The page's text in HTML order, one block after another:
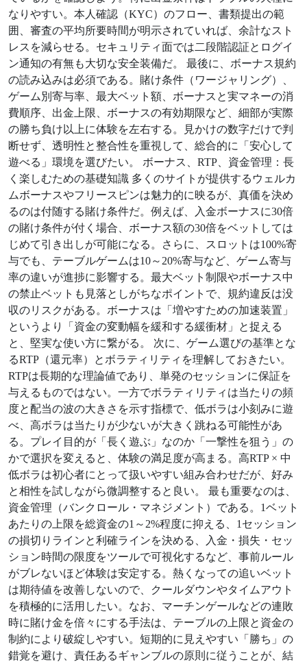
なりやすい。本人確認（KYC）のフロー、書類提出の範
囲、審査の平均所要時間が明示されていれば、余計なスト
レスを減らせる。セキュリティ面では二段階認証とログイ
ン通知の有無も大切な安全装備だ。 最後に、ボーナス規約
の読み込みは必須である。賭け条件（ワージャリング）、
ゲーム別寄与率、最大ベット額、ボーナスと実マネーの消
費順序、出金上限、ボーナスの有効期限など、細部が実際
の勝ち負け以上に体験を左右する。見かけの数字だけで判
断せず、透明性と整合性を重視して、総合的に「安心して
遊べる」環境を選びたい。 ボーナス、RTP、資金管理：長
く楽しむための基礎知識 多くのサイトが提供するウェルカ
ムボーナスやフリースピンは魅力的に映るが、真価を決め
るのは付随する賭け条件だ。例えば、入金ボーナスに30倍
の賭け条件が付く場合、ボーナス額の30倍をベットしては
じめて引き出しが可能になる。さらに、スロットは100%寄
与でも、テーブルゲームは10～20%寄与など、ゲーム寄与
率の違いが進捗に影響する。最大ベット制限やボーナス中
の禁止ベットも見落としがちなポイントで、規約違反は没
収のリスクがある。ボーナスは「増やすための加速装置」
というより「資金の変動幅を緩和する緩衝材」と捉える
と、堅実な使い方に繋がる。 次に、ゲーム選びの基準とな
るRTP（還元率）とボラティリティを理解しておきたい。
RTPは長期的な理論値であり、単発のセッションに保証を
与えるものではない。一方でボラティリティは当たりの頻
度と配当の波の大きさを示す指標で、低ボラは小刻みに遊
べ、高ボラは当たりが少ないが大きく跳ねる可能性があ
る。プレイ目的が「長く遊ぶ」なのか「一撃性を狙う」の
かで選択を変えると、体験の満足度が高まる。高RTP × 中
低ボラは初心者にとって扱いやすい組み合わせだが、好み
と相性を試しながら微調整すると良い。 最も重要なのは、
資金管理（バンクロール・マネジメント）である。1ベット
あたりの上限を総資金の1～2%程度に抑える、1セッション
の損切りラインと利確ラインを決める、入金・損失・セッ
ション時間の限度をツールで可視化するなど、事前ルール
がブレないほど体験は安定する。熱くなっての追いベット
は期待値を改善しないので、クールダウンやタイムアウト
を積極的に活用したい。なお、マーチンゲールなどの連敗
時に賭け金を倍々にする手法は、テーブルの上限と資金の
制約により破綻しやすい。短期的に見えやすい「勝ち」の
錯覚を避け、責任あるギャンブルの原則に従うことが、結